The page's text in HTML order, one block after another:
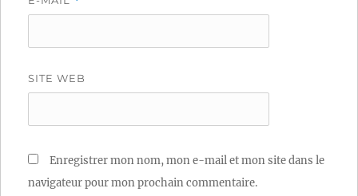
SITE WEB
Enregistrer mon nom, mon e-mail et mon site dans le
navigateur pour mon prochain commentaire.